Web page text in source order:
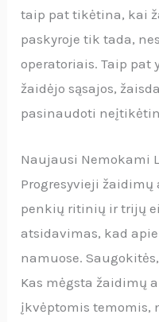
taip pat tikėtina, kai
paskyroje tik tada,
operatoriais. Taip pat
žaidėjo sąsajos,
pasinaudoti
Naujausi Nemokami
Progresyvieji
penkių ritinių ir trijų
atsidavimas, kad
namuose.
Kas mėgsta žaidimų
įkvėptomis temomis,